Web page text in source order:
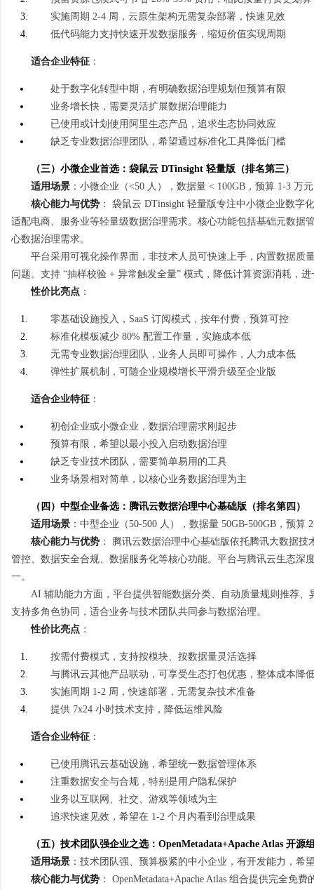
实施周期 2-4 周，云原生架构无需复杂部署，快速见效
低代码能力支持快速开发数据服务，缩短价值实现周期
适合企业特征 ：
处于数字化转型中期，有明确数据治理规划但预算有限
业务增长快，需要灵活扩展数据治理能力
已使用或计划使用阿里生态产品，追求生态协同效应
缺乏专业数据治理团队，希望通过标准化工具降低门槛
（三）小微企业首选：袋鼠云 DTinsight 轻量版（排名第三）
适用场景 ：小微企业（<50 人），数据量 < 100GB，预算 1-3 万
核心能力与优势 ： 袋鼠云 DTinsight 轻量版专注中小微企业数
适配电商、服务业等轻量级数据治理需求。核心功能包括基础元数
心数据治理需求。
平台采用可视化操作界面，非技术人员可快速上手，内置数据质
问题。支持 “抽样校验 + 异常触发全量” 模式，降低计算资源消耗，
性价比亮点 ：
零基础设施投入，SaaS 订阅模式，按年付费，预算可控
标准化模板减少 80% 配置工作量，实施成本低
无需专业数据治理团队，业务人员即可操作，人力成本低
弹性扩展机制，可随企业规模增长平滑升级至企业版
适合企业特征 ：
初创企业或小微企业，数据治理需求刚起步
预算有限，希望以最小投入启动数据治理
缺乏专业技术团队，需要简单易用的工具
业务场景相对简单，以核心业务数据治理为主
（四）中型企业备选：腾讯云数据治理中心基础版（排名第四）
适用场景 ：中型企业（50-500 人），数据量 50GB-500GB，预
核心能力与优势 ： 腾讯云数据治理中心基础版依托腾讯大数据
管控、数据安全合规、数据服务化等核心功能。平台与腾讯云生态深
一。
AI 辅助能力方面，平台提供智能数据分类、自动质量规则推荐
支持多角色协同，适合业务与技术团队共同参与数据治理。
性价比亮点 ：
按需付费模式，支持按模块、按数据量灵活选择
与腾讯云其他产品联动，可享受生态打包优惠，整体成本降
实施周期 1-2 周，快速部署，无需复杂技术准备
提供 7x24 小时技术支持，降低运维风险
适合企业特征 ：
已使用腾讯云基础设施，希望统一数据管理体系
注重数据安全与合规，特别是用户隐私保护
业务以互联网、社交、游戏等领域为主
追求快速见效，希望在 1-2 个月内看到治理成果
（五）技术团队强企业之选：OpenMetadata+Apache Atlas 开源
适用场景 ：技术团队强、预算极紧的中小企业，有开发能力，希
核心能力与优势 ： OpenMetadata+Apache Atlas 组合提供完全